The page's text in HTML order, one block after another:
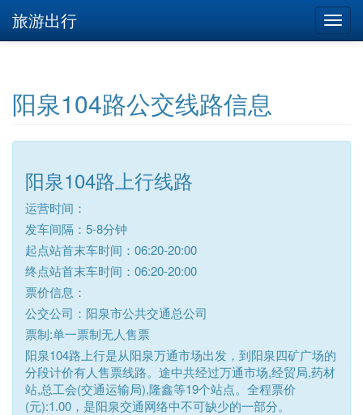
旅游出行
阳泉104路公交线路信息
阳泉104路上行线路
运营时间：
发车间隔：5-8分钟
起点站首末车时间：06:20-20:00
终点站首末车时间：06:20-20:00
票价信息：
公交公司：阳泉市公共交通总公司
票制:单一票制无人售票
阳泉104路上行是从阳泉万通市场出发，到阳泉四矿广场的
分段计价有人售票线路。途中共经过万通市场,经贸局,药材
站,总工会(交通运输局),隆鑫等19个站点。全程票价
(元):1.00，是阳泉交通网络中不可缺少的一部分。